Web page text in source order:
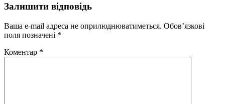
Залишити відповідь
Ваша e-mail адреса не оприлюднюватиметься. Обов’язкові
поля позначені *
Коментар *